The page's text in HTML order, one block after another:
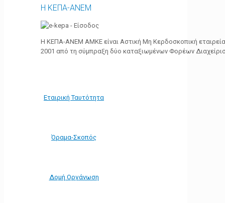
Η ΚΕΠΑ-ΑΝΕΜ
Η ΚΕΠΑ-ΑΝΕΜ ΑΜΚΕ είναι Αστική Μη Κερδοσκοπική
2001 από τη σύμπραξη δύο καταξιωμένων Φορέων
Εταιρική Ταυτότητα
Όραμα-Σκοπός
Δομή Οργάνωση